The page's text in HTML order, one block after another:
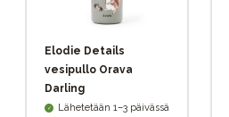
Elodie Details
vesipullo Orava
Darling
Lähetetään 1–3 päivässä